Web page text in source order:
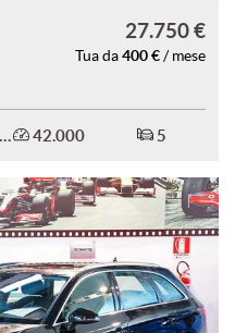
27.750 €
Tua da 400 € / mese
42.000 5